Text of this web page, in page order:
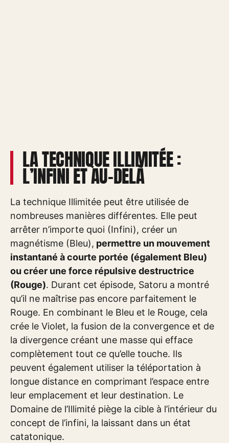
LA TECHNIQUE ILLIMITÉE :
L’INFINI ET AU-DELÀ
La technique Illimitée peut être utilisée de
nombreuses manières différentes. Elle peut
arrêter n’importe quoi (Infini), créer un
magnétisme (Bleu), permettre un mouvement
instantané à courte portée (également Bleu)
ou créer une force répulsive destructrice
(Rouge). Durant cet épisode, Satoru a montré
qu’il ne maîtrise pas encore parfaitement le
Rouge. En combinant le Bleu et le Rouge, cela
crée le Violet, la fusion de la convergence et de
la divergence créant une masse qui efface
complètement tout ce qu’elle touche. Ils
peuvent également utiliser la téléportation à
longue distance en comprimant l’espace entre
leur emplacement et leur destination. Le
Domaine de l’Illimité piège la cible à l’intérieur du
concept de l’infini, la laissant dans un état
catatonique.